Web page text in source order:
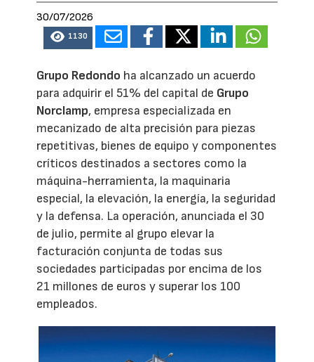
30/07/2026
1130
Grupo Redondo ha alcanzado un acuerdo
para adquirir el 51% del capital de Grupo
Norclamp, empresa especializada en
mecanizado de alta precisión para piezas
repetitivas, bienes de equipo y componentes
críticos destinados a sectores como la
máquina-herramienta, la maquinaria
especial, la elevación, la energía, la seguridad
y la defensa. La operación, anunciada el 30
de julio, permite al grupo elevar la
facturación conjunta de todas sus
sociedades participadas por encima de los
21 millones de euros y superar los 100
empleados.